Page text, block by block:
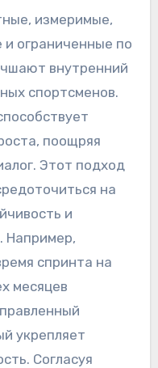
измеримые,
ограниченные по
внутренний
спортсменов.
поощряя
Этот подход
на
и
Например,
спринта на
месяцев
укрепляет
Согласуя